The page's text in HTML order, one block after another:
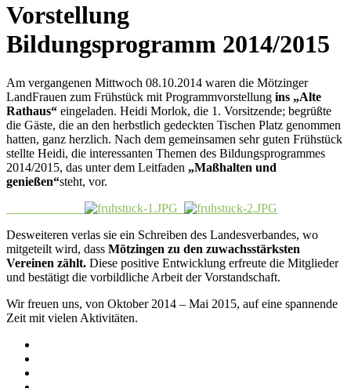
Vorstellung
Bildungsprogramm 2014/2015
Am vergangenen Mittwoch 08.10.2014 waren die Mötzinger
LandFrauen zum Frühstück mit Programmvorstellung ins „Alte
Rathaus“ eingeladen. Heidi Morlok, die 1. Vorsitzende; begrüßte
die Gäste, die an den herbstlich gedeckten Tischen Platz genommen
hatten, ganz herzlich. Nach dem gemeinsamen sehr guten Frühstück
stellte Heidi, die interessanten Themen des Bildungsprogrammes
2014/2015, das unter dem Leitfaden „Maßhalten und
genießen“steht, vor.
Desweiteren verlas sie ein Schreiben des Landesverbandes, wo
mitgeteilt wird, dass Mötzingen zu den zuwachsstärksten
Vereinen zählt. Diese positive Entwicklung erfreute die Mitglieder
und bestätigt die vorbildliche Arbeit der Vorstandschaft.
Wir freuen uns, von Oktober 2014 – Mai 2015, auf eine spannende
Zeit mit vielen Aktivitäten.